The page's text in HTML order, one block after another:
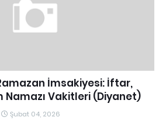
İmsakiyesi: İftar,
Namazı Vakitleri (Diyanet)
Şubat 04, 2026